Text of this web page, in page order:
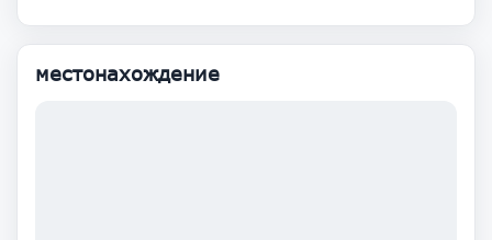
местонахождение